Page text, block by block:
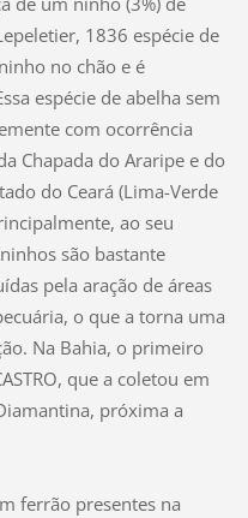
1836 espécie de
no chão e é
espécie de abelha sem
com ocorrência
Chapada do Araripe e do
do Ceará (Lima-Verde
ao seu
são bastante
pela aração de áreas
o que a torna uma
Na Bahia, o primeiro
que a coletou em
próxima a
ferrão presentes na